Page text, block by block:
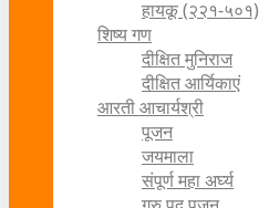
हायकू (२२१-५०१)
शिष्य गण
दीक्षित मुनिराज
दीक्षित आर्यिकाएं
आरती आचार्यश्री
पूजन
जयमाला
संपूर्ण महा अर्घ्य